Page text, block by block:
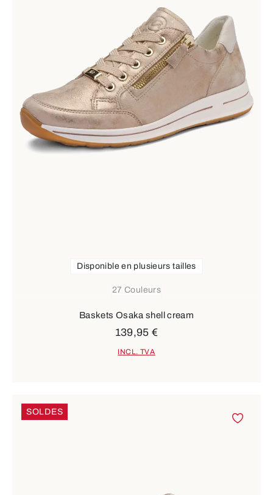
27 Couleurs
Disponible en plusieurs tailles
Baskets Osaka shell cream
139,95 €
INCL. TVA
SOLDES